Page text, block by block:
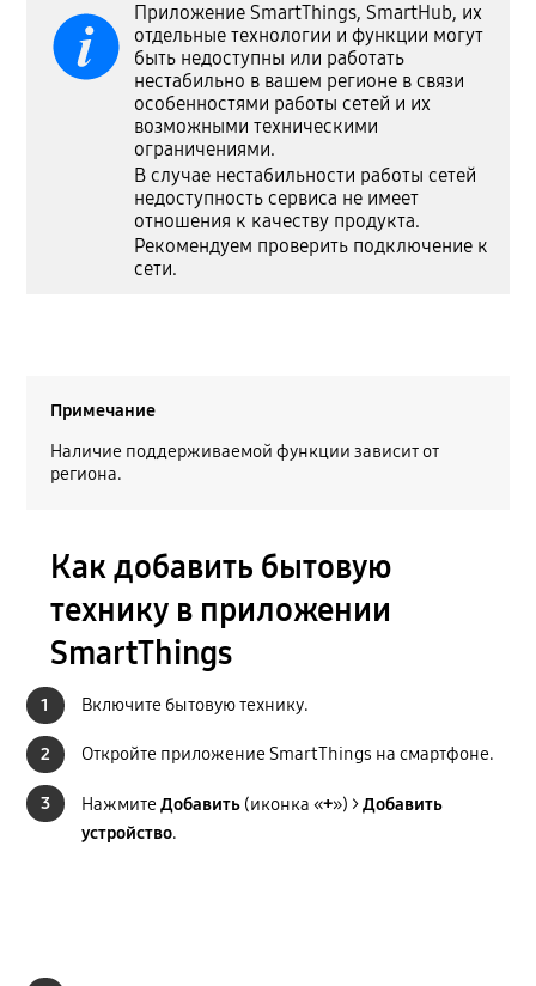
Приложение SmartThings, SmartHub, их
отдельные технологии и функции могут
быть недоступны или работать
нестабильно в вашем регионе в связи
особенностями работы сетей и их
возможными техническими
ограничениями.
В случае нестабильности работы сетей
недоступность сервиса не имеет
отношения к качеству продукта.
Рекомендуем проверить подключение к
сети.
Примечание
Наличие поддерживаемой функции зависит от
региона.
Как добавить бытовую
технику в приложении
SmartThings
1 Включите бытовую технику.
2 Откройте приложение SmartThings на смартфоне.
3 НажмитеДобавить (иконка «+») >Добавить
устройство.